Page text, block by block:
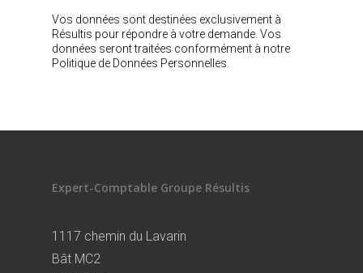
Vos données sont destinées exclusivement à
Résultis pour répondre à votre demande. Vos
données seront traitées conformément à notre
Politique de Données Personnelles.
Expert-Comptable Groupe Résultis
1117 chemin du Lavarin
Bât MC2